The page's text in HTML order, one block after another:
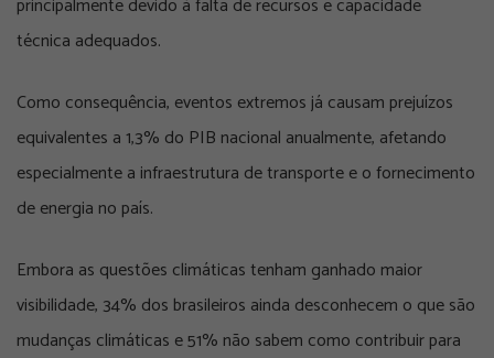
principalmente devido à falta de recursos e capacidade
técnica adequados.
Como consequência, eventos extremos já causam prejuízos
equivalentes a 1,3% do PIB nacional anualmente, afetando
especialmente a infraestrutura de transporte e o fornecimento
de energia no país.
Embora as questões climáticas tenham ganhado maior
visibilidade, 34% dos brasileiros ainda desconhecem o que são
mudanças climáticas e 51% não sabem como contribuir para